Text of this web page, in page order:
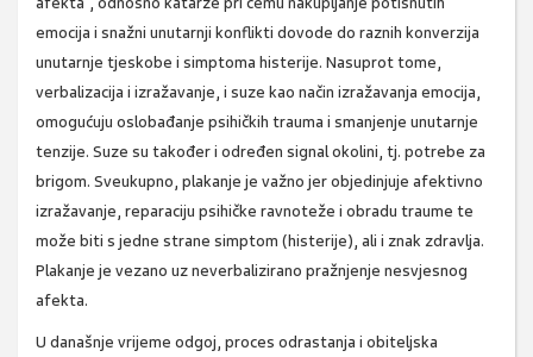
emocija i snažni unutarnji konflikti dovode do raznih konverzija
unutarnje tjeskobe i simptoma histerije. Nasuprot tome,
verbalizacija i izražavanje, i suze kao način izražavanja emocija,
omogućuju oslobađanje psihičkih trauma i smanjenje unutarnje
tenzije. Suze su također i određen signal okolini, tj. potrebe za
brigom. Sveukupno, plakanje je važno jer objedinjuje afektivno
izražavanje, reparaciju psihičke ravnoteže i obradu traume te
može biti s jedne strane simptom (histerije), ali i znak zdravlja.
Plakanje je vezano uz neverbalizirano pražnjenje nesvjesnog
afekta.
U današnje vrijeme odgoj, proces odrastanja i obiteljska